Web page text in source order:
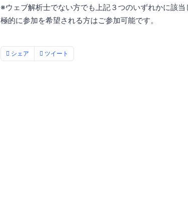
※ウェブ解析士でない方でも上記３つのいずれかに該
極的に参加を希望される方はご参加可能です。
シェア ツイート